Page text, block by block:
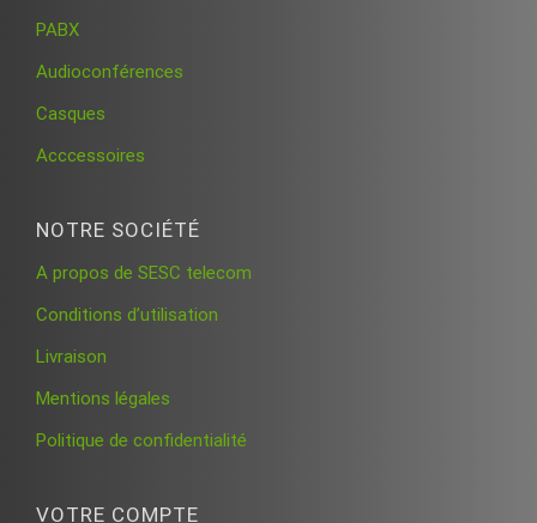
PABX
Audioconférences
Casques
Acccessoires
NOTRE SOCIÉTÉ
A propos de SESC telecom
Conditions d’utilisation
Livraison
Mentions légales
Politique de confidentialité
VOTRE COMPTE